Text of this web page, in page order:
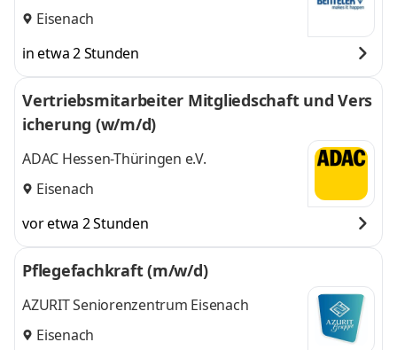
Eisenach
in etwa 2 Stunden
Vertriebsmitarbeiter Mitgliedschaft und Vers
icherung (w/m/d)
ADAC Hessen-Thüringen e.V.
Eisenach
vor etwa 2 Stunden
Pflegefachkraft (m/w/d)
AZURIT Seniorenzentrum Eisenach
Eisenach